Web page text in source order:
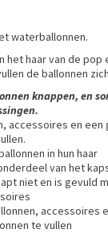
waterballonnen.
het haar van de pop
de ballonnen
knappen, en
accessoires en
in hun haar
van het
niet en is gevuld
accessoires
te vullen